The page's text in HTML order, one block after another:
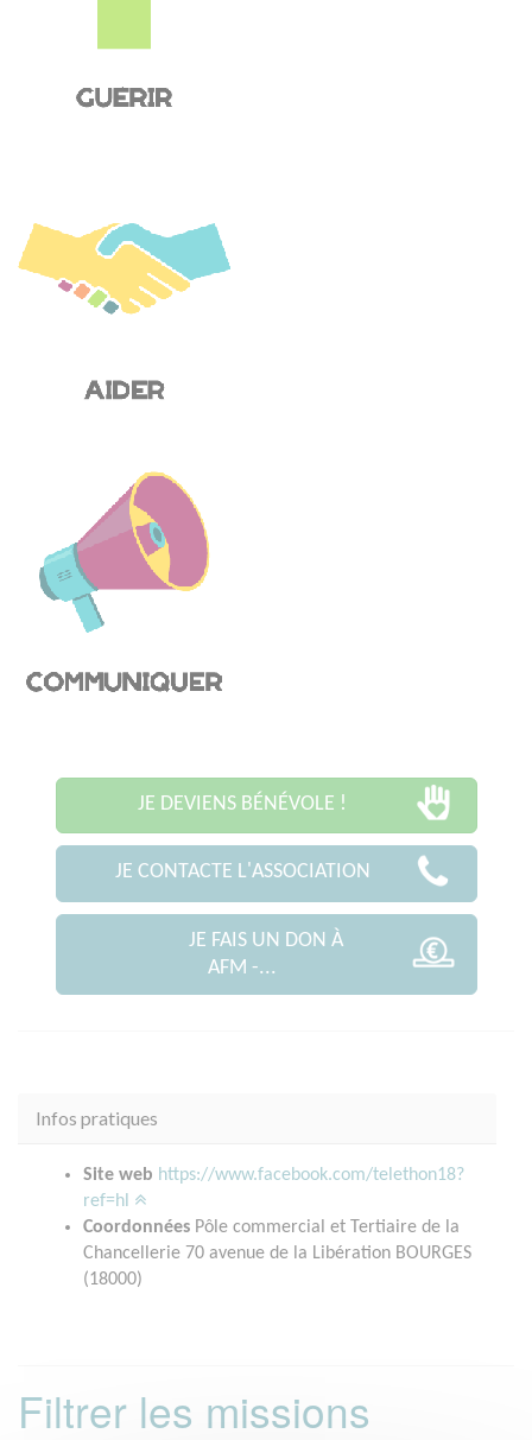
JE DEVIENS BÉNÉVOLE !
JE CONTACTE L'ASSOCIATION
JE FAIS UN DON À
AFM -...
Infos pratiques
Site web https://www.facebook.com/telethon18?
ref=hl
Coordonnées Pôle commercial et Tertiaire de la
Chancellerie 70 avenue de la Libération BOURGES
(18000)
Filtrer les missions